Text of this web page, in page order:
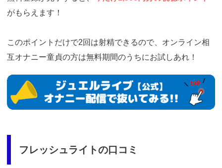
がもらえます！
このポイントだけで2回は射精できるので、オンライン相
互オナニー童貞の方は無料期間のうちにお試しあれ！
https://www.j-
live.tv/LiveChat/acs.php?
si=jwchatt&pid=MLA5661_0001&pa=lp33.php
フレッシュライトの口コミ